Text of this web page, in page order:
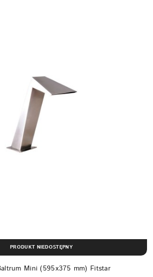
Mini (595x375 mm) Fitstar
PRODUKT NIEDOSTĘPNY